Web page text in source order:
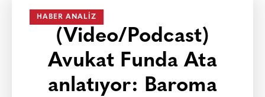
HABER ANALIZ
(Video/Podcast)
Avukat Funda Ata
anlatıyor: Baroma